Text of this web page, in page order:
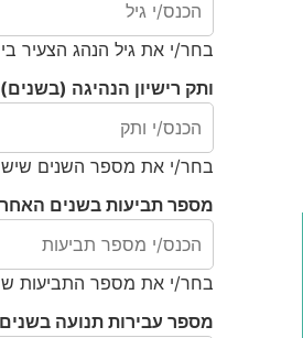
בחר/י את גיל הנהג הצעיר
ותק רישיון הנהיגה (בשנים)
בחר/י את מספר השנים שיש
מספר תביעות בשנים
בחר/י את מספר התביעות
מספר עבירות תנועה